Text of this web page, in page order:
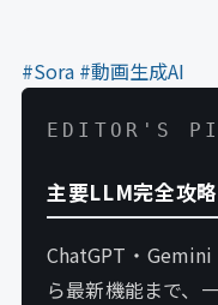
#Sora #動画生成AI
EDITOR'S
主要LLM完全攻
ChatGPT・
ら最新機能まで、